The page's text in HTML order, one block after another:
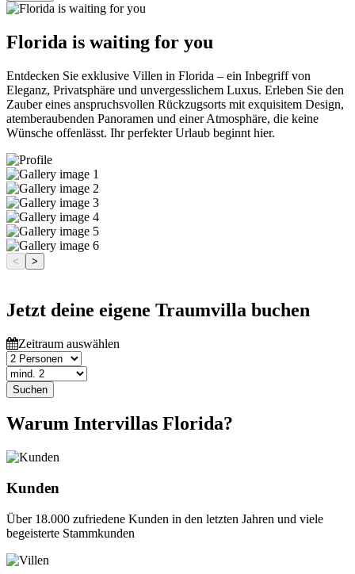
Florida is waiting for you
Entdecken Sie exklusive Villen in Florida – ein Inbegriff von
Eleganz, Privatsphäre und unvergesslichem Luxus. Erleben Sie den
Zauber eines anspruchsvollen Rückzugsorts mit exquisitem Design,
atemberaubenden Panoramen und einer Atmosphäre, die keine
Wünsche offenlässt. Ihr perfekter Urlaub beginnt hier.
< >
Jetzt deine eigene Traumvilla buchen
Zeitraum auswählen
Suchen
Warum Intervillas Florida?
Kunden
Über 18.000 zufriedene Kunden in den letzten Jahren und viele
begeisterte Stammkunden